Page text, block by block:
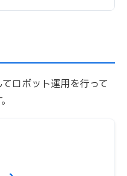
ロボット運用を行って